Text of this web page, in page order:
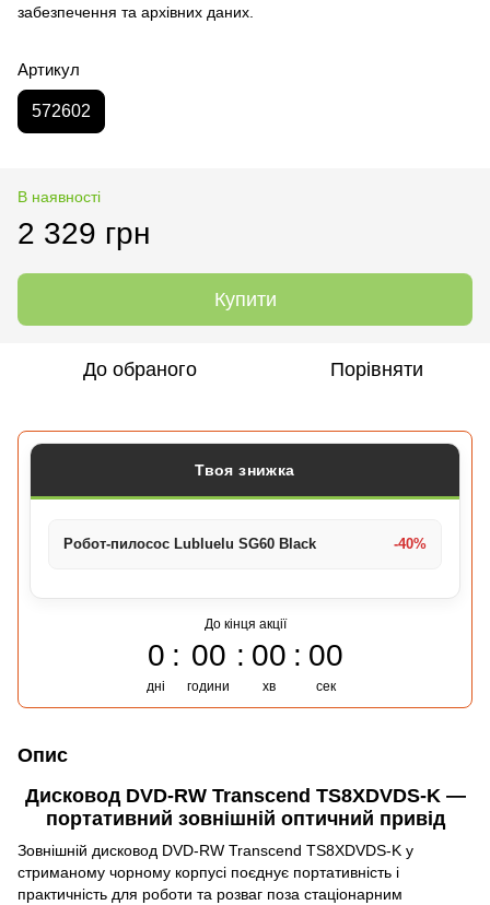
забезпечення та архівних даних.
Артикул
572602
В наявності
2 329 грн
Купити
До обраного Порівняти
Твоя знижка
Робот-пилосос Lubluelu SG60 Black -40%
До кінця акції
0
дні
00
години
00
хв
00
сек
Опис
Дисковод DVD-RW Transcend TS8XDVDS-K —
портативний зовнішній оптичний привід
Зовнішній дисковод DVD-RW Transcend TS8XDVDS-K у
стриманому чорному корпусі поєднує портативність і
практичність для роботи та розваг поза стаціонарним